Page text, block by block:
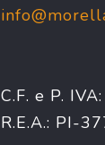
C.F. e P.
R.E.A.: PI-